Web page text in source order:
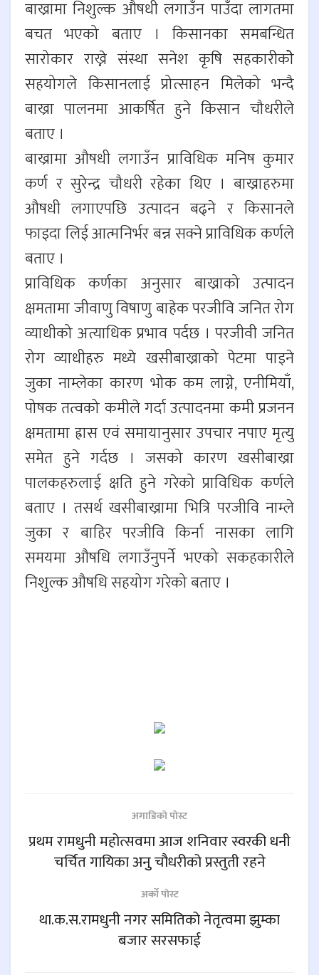
बाख्रामा निशुल्क औषधी लगाउँन पाउँदा लागतमा
बचत भएको बताए । किसानका समबन्धित
सारोकार राख्ने संस्था सनेश कृषि सहकारीकोे
सहयोगले किसानलाई प्रोत्साहन मिलेको भन्दै
बाख्रा पालनमा आकर्षित हुने किसान चौधरीले
बताए ।
बाख्रामा औषधी लगाउँन प्राविधिक मनिष कुमार
कर्ण र सुरेन्द्र चौधरी रहेका थिए । बाख्राहरुमा
औषधी लगाएपछि उत्पादन बढ्ने र किसानले
फाइदा लिई आत्मनिर्भर बन्न सक्ने प्राविधिक कर्णले
बताए ।
प्राविधिक कर्णका अनुसार बाख्राको उत्पादन
क्षमतामा जीवाणु विषाणु बाहेक परजीवि जनित रोग
व्याधीको अत्याधिक प्रभाव पर्दछ । परजीवी जनित
रोग व्याधीहरु मध्ये खसीबाख्राको पेटमा पाइने
जुका नाम्लेका कारण भोक कम लाग्ने, एनीमियाँ,
पोषक तत्वको कमीले गर्दा उत्पादनमा कमी प्रजनन
क्षमतामा ह्रास एवं समायानुसार उपचार नपाए मृत्यु
समेत हुने गर्दछ । जसको कारण खसीबाख्रा
पालकहरुलाई क्षति हुने गरेको प्राविधिक कर्णले
बताए । तसर्थ खसीबाख्रामा भित्रि परजीवि नाम्ले
जुका र बाहिर परजीवि किर्ना नासका लागि
समयमा औषधि लगाउँनुपर्ने भएको सकहकारीले
निशुल्क औषधि सहयोग गरेको बताए ।
अगाडिकाे पाेस्ट
प्रथम रामधुनी महोत्सवमा आज शनिवार स्वरकी धनी
चर्चित गायिका अनुु चौधरीको प्रस्तुती रहने
अर्काे पाेस्ट
था.क.स.रामधुनी नगर समितिको नेतृत्वमा झुम्का
बजार सरसफाई